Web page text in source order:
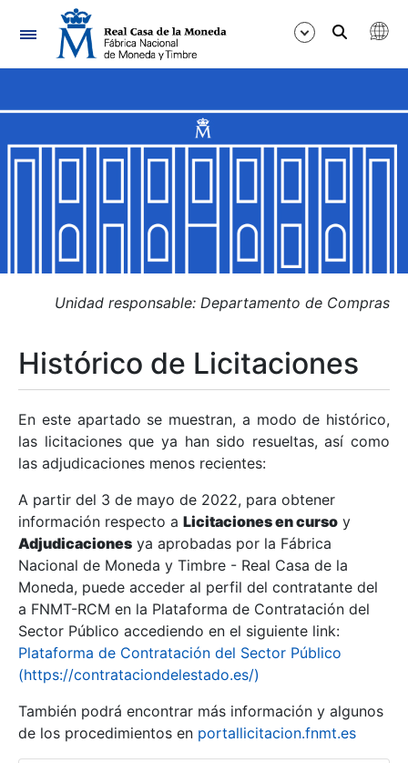
Navegación
Mostrar/Ocultar
Mostrar/Ocultar
Mostrar/Ocultar
Mostrar/Ocultar
Mostrar/Ocultar
Mostrar/Ocultar
Unidad responsable: Departamento de Compras
Histórico de Licitaciones
En este apartado se muestran, a modo de histórico,
las licitaciones que ya han sido resueltas, así como
las adjudicaciones menos recientes:
A partir del 3 de mayo de 2022, para obtener
información respecto a Licitaciones en curso y
Adjudicaciones ya aprobadas por la Fábrica
Nacional de Moneda y Timbre - Real Casa de la
Moneda, puede acceder al perfil del contratante del
a FNMT-RCM en la Plataforma de Contratación del
Sector Público accediendo en el siguiente link:
Plataforma de Contratación del Sector Público
(https://contrataciondelestado.es/)
También podrá encontrar más información y algunos
de los procedimientos en portallicitacion.fnmt.es